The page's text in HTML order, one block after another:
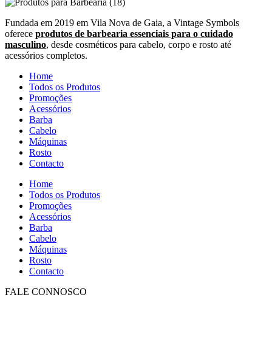
Fundada em 2019 em Vila Nova de Gaia, a Vintage Symbols
oferece produtos de barbearia essenciais para o cuidado
masculino, desde cosméticos para cabelo, corpo e rosto até
acessórios completos.
Home
Todos os Produtos
Promoções
Acessórios
Barba
Cabelo
Máquinas
Rosto
Contacto
Home
Todos os Produtos
Promoções
Acessórios
Barba
Cabelo
Máquinas
Rosto
Contacto
FALE CONNOSCO